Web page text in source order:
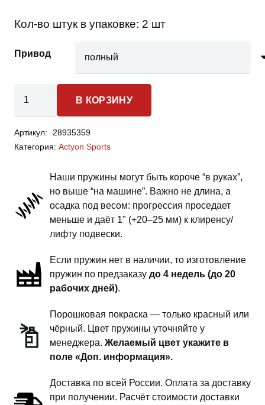
Кол-во штук в упаковке: 2 шт
Привод
товара
Actyon
Sports
пружины
задней
подвески
дюйма
силовой
В КОРЗИНУ
Артикул:
28935359
Категория: Actyon Sports
Наши пружины могут быть короче “в руках”,
но выше “на машине”. Важно не длина, а
осадка под весом: прогрессия проседает
меньше и даёт 1" (+20–25 мм) к клиренсу/
лифту подвески.
Если пружин нет в наличии, то изготовление
пружин по предзаказу до 4 недель (до 20
рабочих дней).
Порошковая покраска — только красный или
чёрный. Цвет пружины уточняйте у
менеджера. Желаемый цвет укажите в
поле «Доп. информация».
Доставка по всей России. Оплата за доставку
при получении. Расчёт стоимости доставки